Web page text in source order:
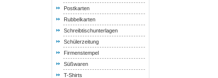
Postkarten
Rubbelkarten
Schreibtischunterlagen
Schülerzeitung
Firmenstempel
Süßwaren
T-Shirts